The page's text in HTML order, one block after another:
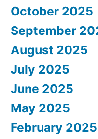
October 2025
September
August 2025
July 2025
June 2025
May 2025
February 2025